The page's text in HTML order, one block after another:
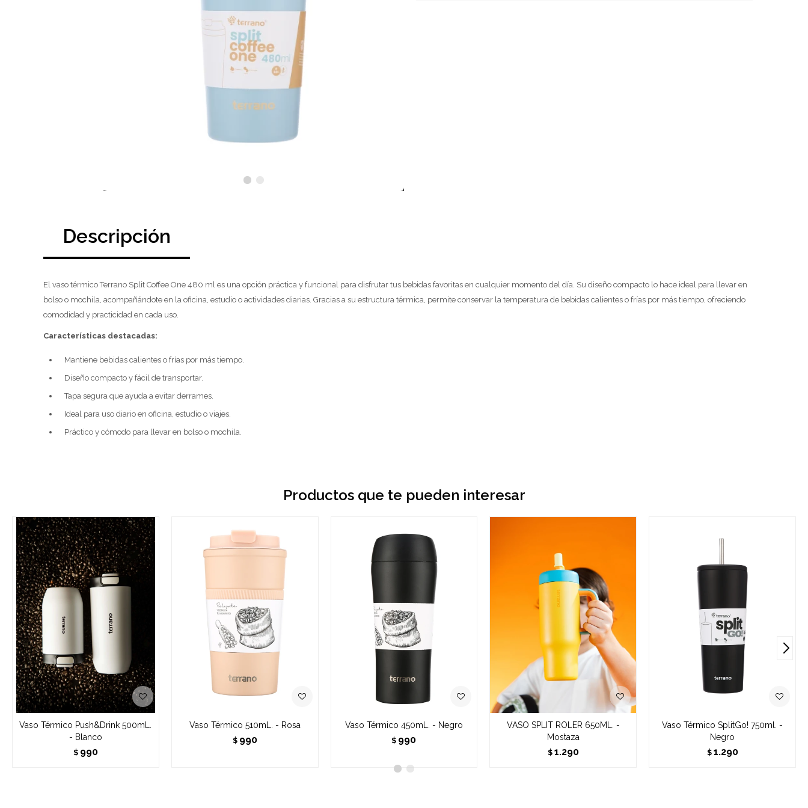
Descripción
El vaso térmico Terrano Split Coffee One 480 ml es una opción práctica y funcional para disfrutar tus bebidas favoritas en cualquier momento del día. Su diseño compacto lo hace ideal para llevar en
bolso o mochila, acompañándote en la oficina, estudio o actividades diarias. Gracias a su estructura térmica, permite conservar la temperatura de bebidas calientes o frías por más tiempo, ofreciendo
comodidad y practicidad en cada uso.
Características destacadas:
Mantiene bebidas calientes o frías por más tiempo.
Diseño compacto y fácil de transportar.
Tapa segura que ayuda a evitar derrames.
Ideal para uso diario en oficina, estudio o viajes.
Práctico y cómodo para llevar en bolso o mochila.
Productos que te pueden interesar
Vaso Térmico Push&Drink 500mL.
- Blanco
$ 990
Vaso Térmico 510mL. - Rosa
$ 990
Vaso Térmico 450mL. - Negro
$ 990
VASO SPLIT ROLER 650ML. -
Mostaza
$ 1.290
Vaso Térmico SplitGo! 750ml. -
Negro
$ 1.290